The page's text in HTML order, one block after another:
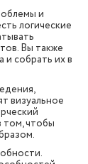
и
логические
Вы также
и собрать их в
визуальное
том, чтобы